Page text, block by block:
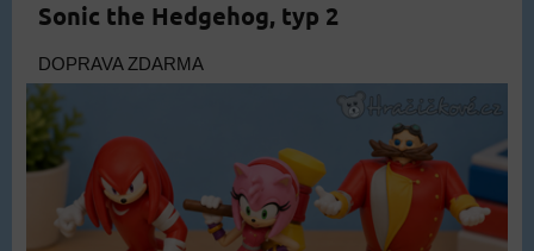
Sonic the Hedgehog, typ 2
DOPRAVA ZDARMA